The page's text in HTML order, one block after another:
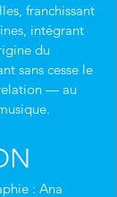
franchissant
intégrant
du
sans cesse le
— au
: Ana